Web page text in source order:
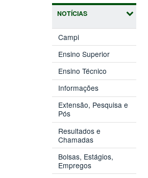
NOTÍCIAS
Campi
Ensino Superior
Ensino Técnico
Informações
Extensão, Pesquisa e
Pós
Resultados e
Chamadas
Bolsas, Estágios,
Empregos